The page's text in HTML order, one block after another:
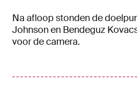
Na afloop stonden de
Johnson en Bendeguz
voor de camera.